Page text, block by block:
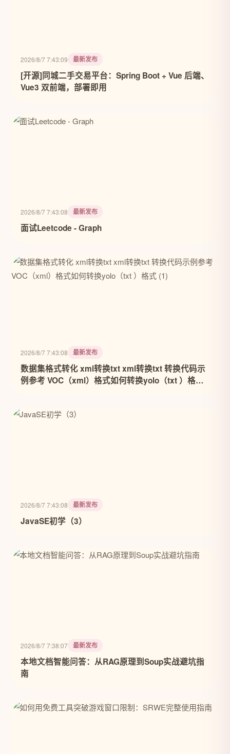
2026/8/7 7:43:09 最新发布
[开源]同城二手交易平台：Spring Boot + Vue 后端、
Vue3 双前端，部署即用
2026/8/7 7:43:08 最新发布
面试Leetcode - Graph
2026/8/7 7:43:08 最新发布
数据集格式转化 xml转换txt xml转换txt 转换代码示
例参考 VOC（xml）格式如何转换yolo（txt ）格式
2026/8/7 7:43:08 最新发布
JavaSE初学（3）
2026/8/7 7:38:07 最新发布
本地文档智能问答：从RAG原理到Soup实战避坑指
南